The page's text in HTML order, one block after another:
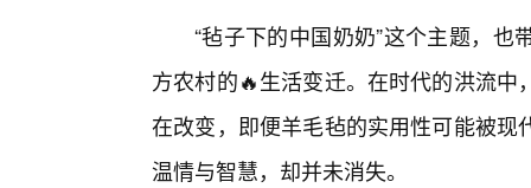
“毡子下的中国奶奶”这个主题，
方农村的🔥生活变迁。在时代的洪流
在改变，即便羊毛毡的实用性可能被
温情与智慧，却并未消失。